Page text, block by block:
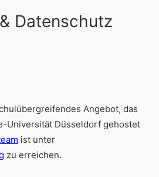
Datenschutz
Angebot, das
Universität Düsseldorf gehostet
ist unter
zu erreichen.